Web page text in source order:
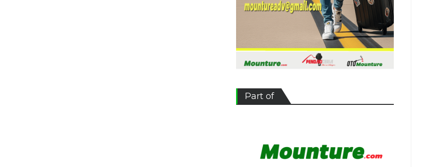
Part of